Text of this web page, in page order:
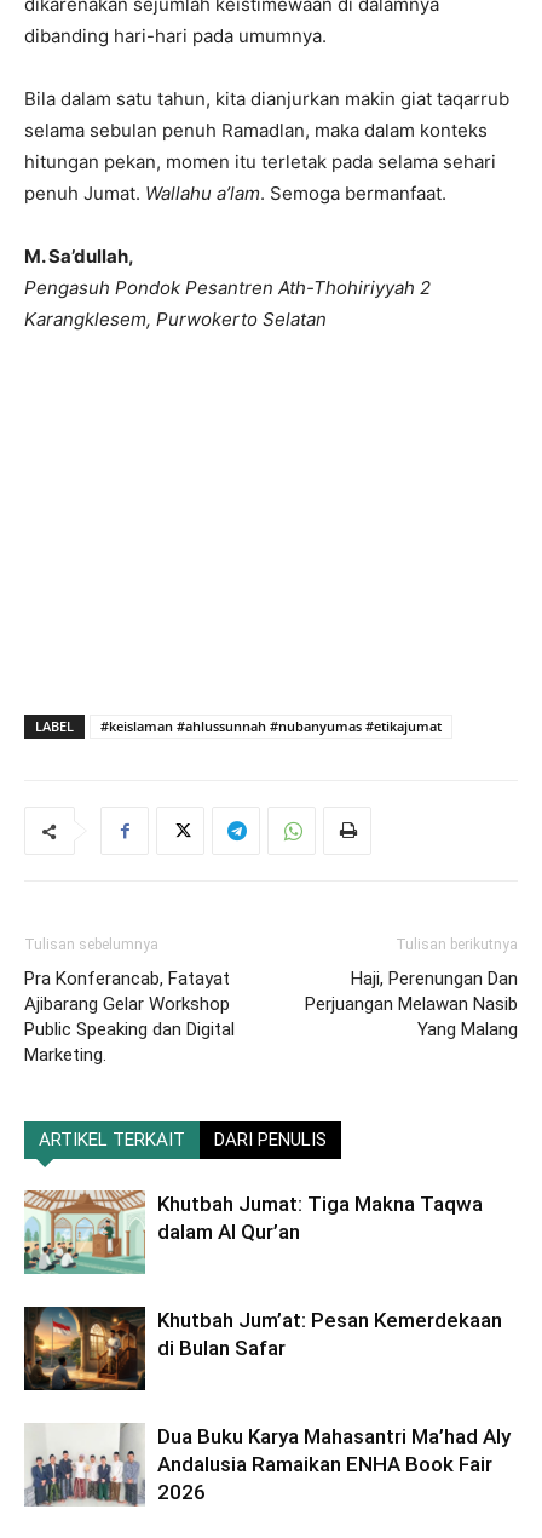
dibanding hari-hari pada umumnya.
Bila dalam satu tahun, kita dianjurkan makin giat taqarrub
selama sebulan penuh Ramadlan, maka dalam konteks
hitungan pekan, momen itu terletak pada selama sehari
penuh Jumat. Wallahu a’lam. Semoga bermanfaat.
M. Sa’dullah,
Pengasuh Pondok Pesantren Ath-Thohiriyyah 2
Karangklesem, Purwokerto Selatan
LABEL #keislaman #ahlussunnah #nubanyumas #etikajumat
Tulisan sebelumnya
Pra Konferancab, Fatayat
Ajibarang Gelar Workshop
Public Speaking dan Digital
Marketing.
Tulisan berikutnya
Haji, Perenungan Dan
Perjuangan Melawan Nasib
Yang Malang
ARTIKEL TERKAIT DARI PENULIS
Khutbah Jumat: Tiga Makna Taqwa
dalam Al Qur’an
Khutbah Jum’at: Pesan Kemerdekaan
di Bulan Safar
Dua Buku Karya Mahasantri Ma’had Aly
Andalusia Ramaikan ENHA Book Fair
2026